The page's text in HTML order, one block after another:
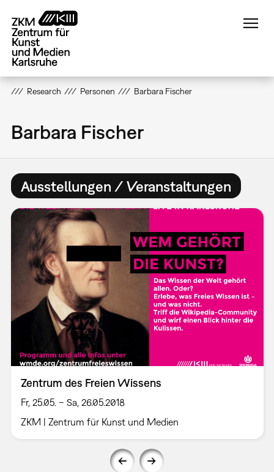
zum
Inhalt
Research Personen Barbara Fischer
Barbara Fischer
Ausstellungen / Veranstaltungen
Zentrum des Freien Wissens
Fr, 25.05. – Sa, 26.05.2018
ZKM | Zentrum für Kunst und Medien